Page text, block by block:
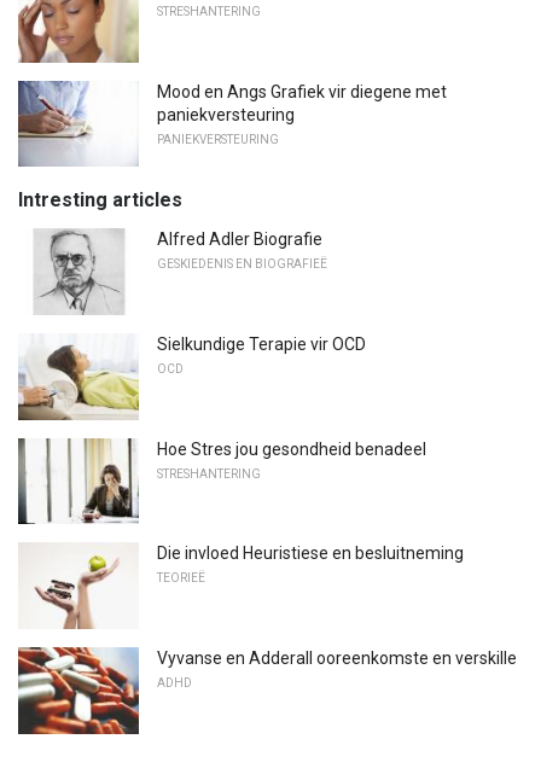
STRESHANTERING
Mood en Angs Grafiek vir diegene met
paniekversteuring
PANIEKVERSTEURING
Intresting articles
Alfred Adler Biografie
GESKIEDENIS EN BIOGRAFIEË
Sielkundige Terapie vir OCD
OCD
Hoe Stres jou gesondheid benadeel
STRESHANTERING
Die invloed Heuristiese en besluitneming
TEORIEË
Vyvanse en Adderall ooreenkomste en verskille
ADHD